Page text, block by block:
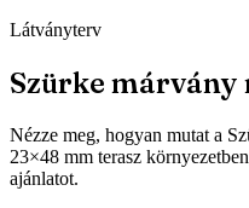
Látványterv
Szürke
Nézze meg, hogyan mutat a
23×48 mm terasz
ajánlatot.